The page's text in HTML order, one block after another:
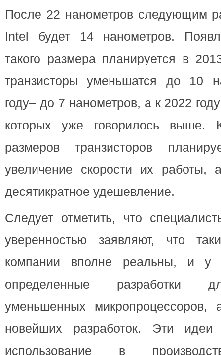
После 22 нанометров следующим
Intel будет 14 нанометров.
такого размера планируется в
транзисторы уменьшатся до 10
году– до 7 нанометров, а к 2022
которых уже говорилось выше.
размеров транзисторов
увеличение скорости их работы,
десятикратное удешевление.
Следует отметить, что
уверенностью заявляют, что
компании вполне реальны, и
определенные разработки
уменьшенных микропроцессоров,
новейших разработок. Эти
использование в